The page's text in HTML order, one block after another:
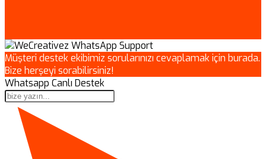
Müşteri destek ekibimiz sorularınızı cevaplamak için burada.
Bize herşeyi sorabilirsiniz!
Whatsapp Canlı Destek